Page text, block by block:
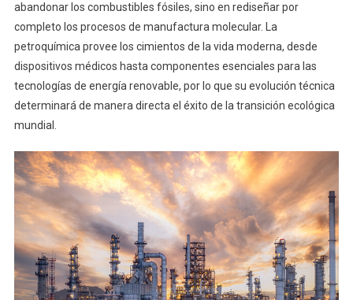
abandonar los combustibles fósiles, sino en rediseñar por
completo los procesos de manufactura molecular. La
petroquímica provee los cimientos de la vida moderna, desde
dispositivos médicos hasta componentes esenciales para las
tecnologías de energía renovable, por lo que su evolución técnica
determinará de manera directa el éxito de la transición ecológica
mundial.